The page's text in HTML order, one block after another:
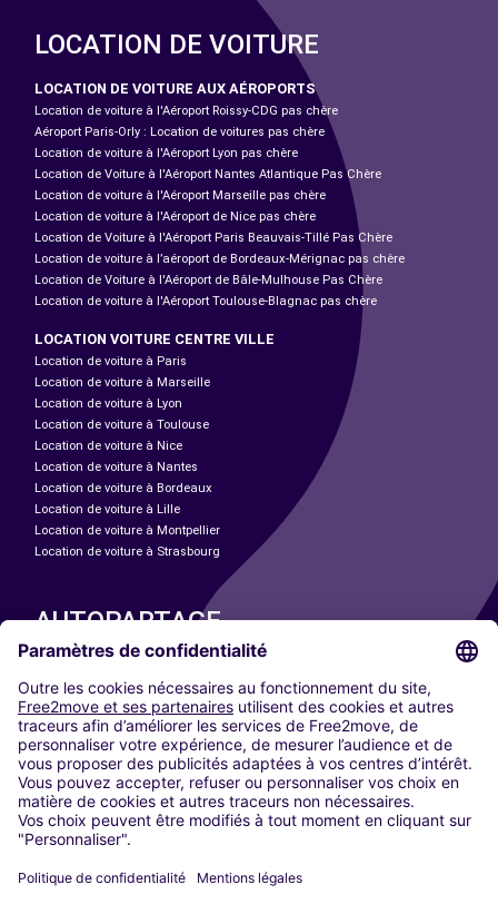
LOCATION DE VOITURE
LOCATION DE VOITURE AUX AÉROPORTS
Location de voiture à l'Aéroport Roissy-CDG pas chère
Aéroport Paris-Orly : Location de voitures pas chère
Location de voiture à l'Aéroport Lyon pas chère
Location de Voiture à l'Aéroport Nantes Atlantique Pas Chère
Location de voiture à l'Aéroport Marseille pas chère
Location de voiture à l'Aéroport de Nice pas chère
Location de Voiture à l'Aéroport Paris Beauvais-Tillé Pas Chère
Location de voiture à l’aéroport de Bordeaux-Mérignac pas chère
Location de Voiture à l'Aéroport de Bâle-Mulhouse Pas Chère
Location de voiture à l'Aéroport Toulouse-Blagnac pas chère
LOCATION VOITURE CENTRE VILLE
Location de voiture à Paris
Location de voiture à Marseille
Location de voiture à Lyon
Location de voiture à Toulouse
Location de voiture à Nice
Location de voiture à Nantes
Location de voiture à Bordeaux
Location de voiture à Lille
Location de voiture à Montpellier
Location de voiture à Strasbourg
AUTOPARTAGE
Paris
Madrid
Washington DC
Milan
Rome
Turin
Vienne
Berlin
Düsseldorf